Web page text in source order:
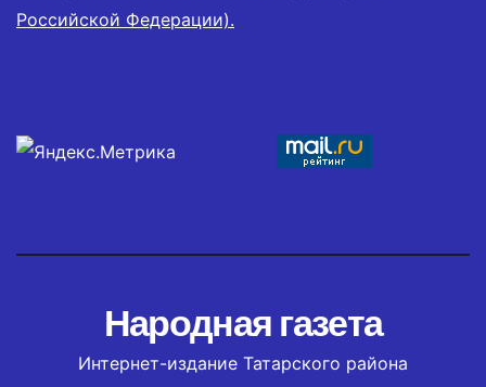
Российской Федерации).
Народная газета
Интернет-издание Татарского района